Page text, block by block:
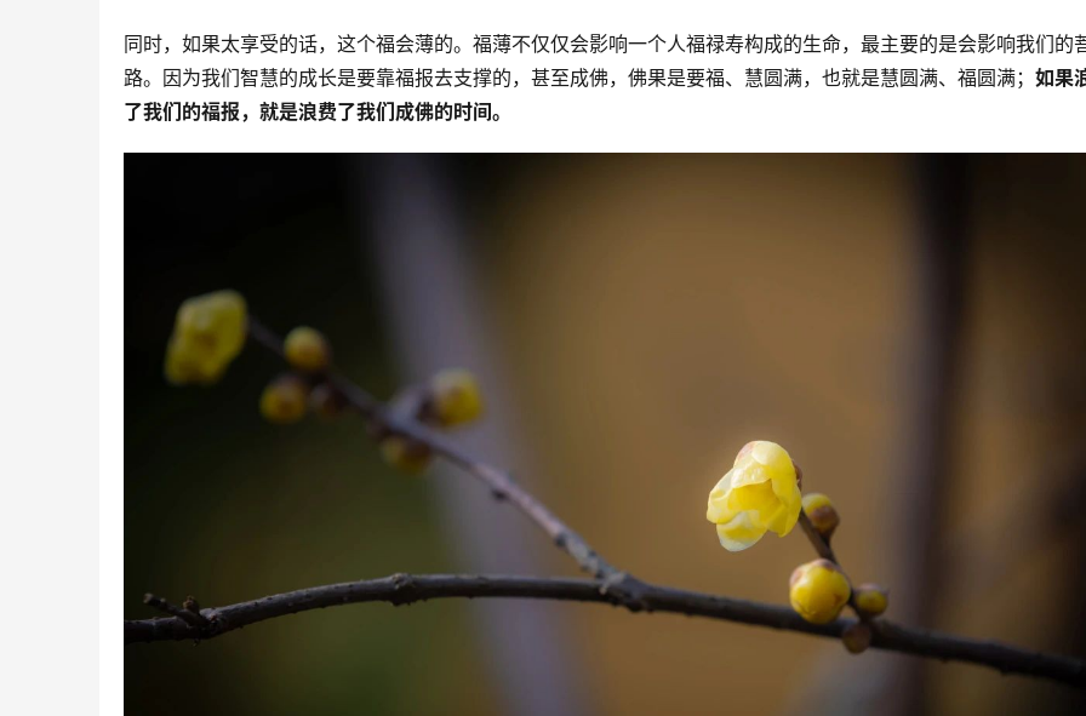
同时，如果太享受的话，这个福会薄的。福薄不仅仅会影响一个人福禄寿构成的生命，最主要的是会影响我们的
路。因为我们智慧的成长是要靠福报去支撑的，甚至成佛，佛果是要福、慧圆满，也就是慧圆满、福圆满； 如果
了我们的福报，就是浪费了我们成佛的时间。